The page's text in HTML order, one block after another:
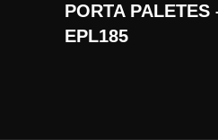
PORTA PALETES
EPL185